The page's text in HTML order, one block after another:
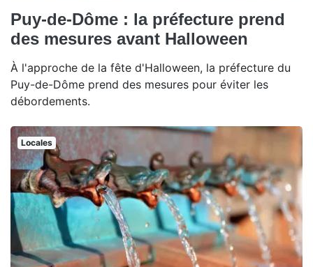
Puy-de-Dôme : la préfecture prend
des mesures avant Halloween
À l'approche de la fête d'Halloween, la préfecture du
Puy-de-Dôme prend des mesures pour éviter les
débordements.
Locales